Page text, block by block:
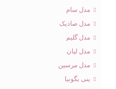
مدل سام
مدل صادیک
مدل گلیم
مدل لیان
مدل مرسین
ینی بگونیا